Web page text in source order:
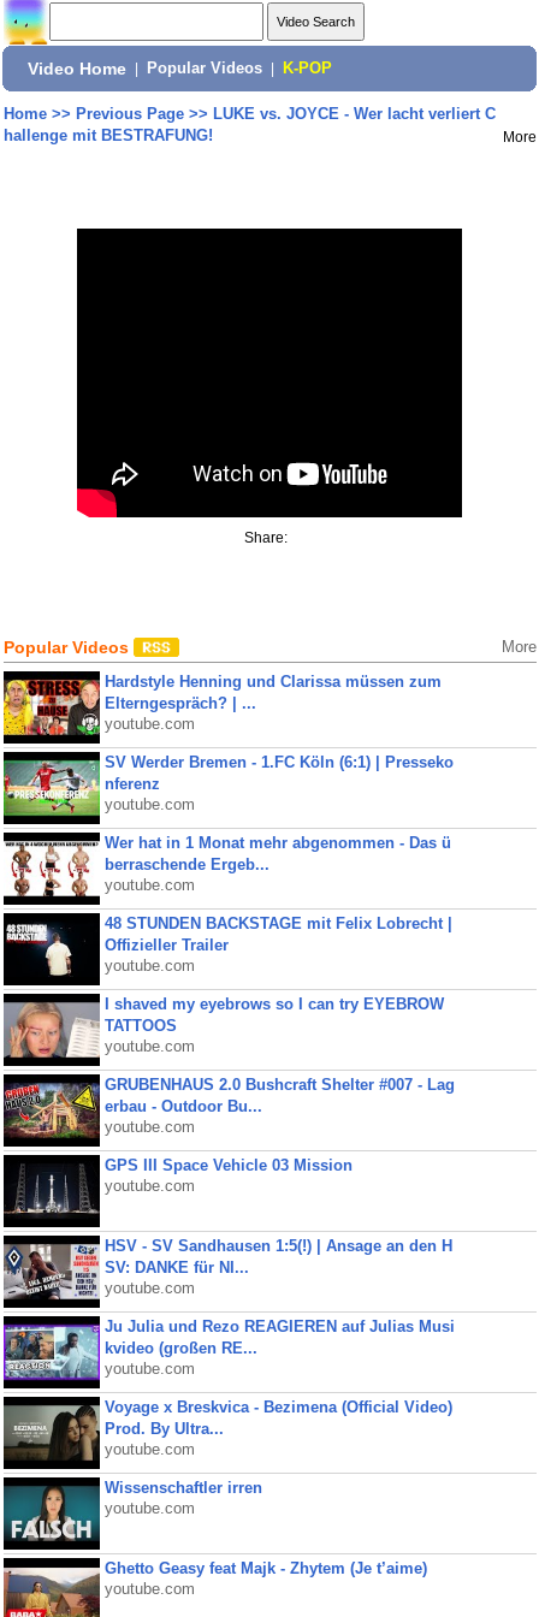
Video Home Popular Videos K-POP
Home>> Previous Page>> LUKE vs. JOYCE - Wer lacht verliert C
hallenge mit BESTRAFUNG!
More
Share:
Popular Videos More
Hardstyle Henning und Clarissa müssen zum
Elterngespräch? | ...
youtube.com
SV Werder Bremen - 1.FC Köln (6:1) | Presseko
nferenz
youtube.com
Wer hat in 1 Monat mehr abgenommen - Das ü
berraschende Ergeb...
youtube.com
48 STUNDEN BACKSTAGE mit Felix Lobrecht |
Offizieller Trailer
youtube.com
I shaved my eyebrows so I can try EYEBROW
TATTOOS
youtube.com
GRUBENHAUS 2.0 Bushcraft Shelter #007 - Lag
erbau - Outdoor Bu...
youtube.com
GPS III Space Vehicle 03 Mission
youtube.com
HSV - SV Sandhausen 1:5(!) | Ansage an den H
SV: DANKE für NI...
youtube.com
Ju Julia und Rezo REAGIEREN auf Julias Musi
kvideo (großen RE...
youtube.com
Voyage x Breskvica - Bezimena (Official Video)
Prod. By Ultra...
youtube.com
Wissenschaftler irren
youtube.com
Ghetto Geasy feat Majk - Zhytem (Je t’aime)
youtube.com